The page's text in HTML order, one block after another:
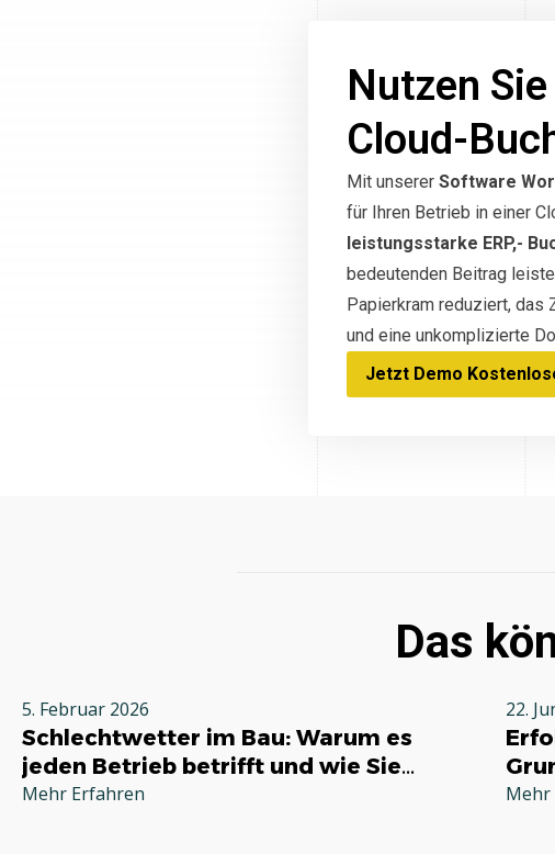
Nutzen
Cloud-
Mit unserer Software
für Ihren Betrieb in einer
leistungsstarke ERP,-
bedeutenden Beitrag
Papierkram reduziert, das
und eine unkomplizierte
Jetzt Demo
Das
5. Februar 2026
Schlechtwetter im Bau: Warum es
jeden Betrieb betrifft und wie Sie
richtig reagieren
Mehr Erfahren
22.
Mehr